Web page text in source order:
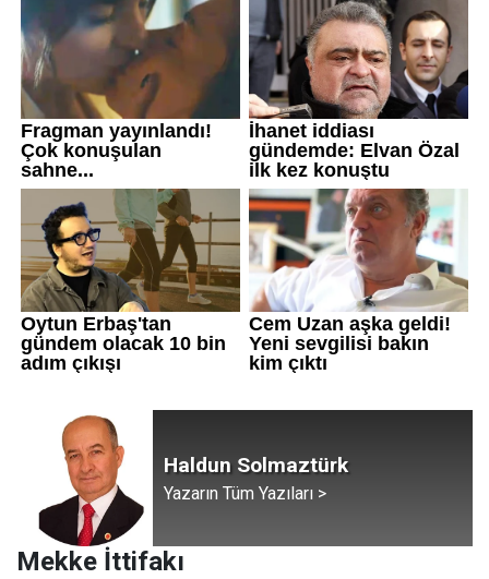
Haldun Solmaztürk
Yazarın Tüm Yazıları >
Mekke İttifakı